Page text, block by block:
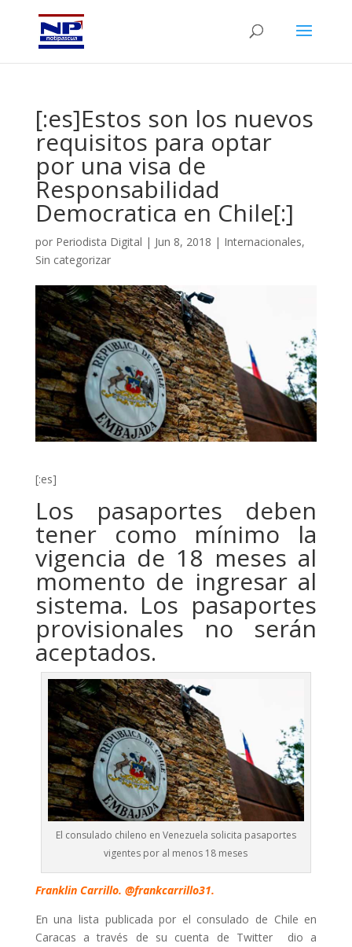
[:es]Estos son los nuevos
requisitos para optar
por una visa de
Responsabilidad
Democratica en Chile[:]
por Periodista Digital | Jun 8, 2018 | Internacionales,
Sin categorizar
[:es]
Los pasaportes deben
tener como mínimo la
vigencia de 18 meses al
momento de ingresar al
sistema. Los pasaportes
provisionales no serán
aceptados.
El consulado chileno en Venezuela solicita pasaportes
vigentes por al menos 18 meses
Franklin Carrillo. @frankcarrillo31.
En una lista publicada por el consulado de Chile en
Caracas a través de su cuenta de Twitter dio a